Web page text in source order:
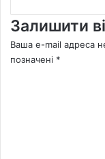
Залишити
Ваша e-mail адреса
позначені *